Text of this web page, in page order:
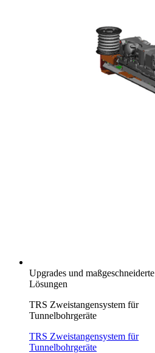
Upgrades und maßgeschneiderte
Lösungen
TRS Zweistangensystem für
Tunnelbohrgeräte
TRS Zweistangensystem für
Tunnelbohrgeräte